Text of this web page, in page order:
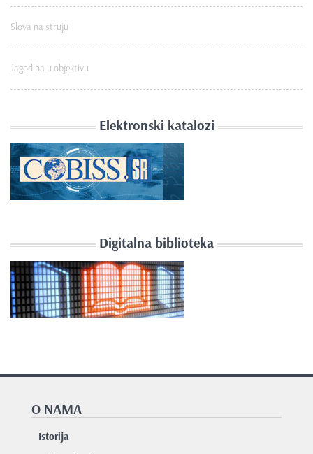
Slova na struju
Jagodina u objektivu
Elektronski katalozi
Digitalna biblioteka
O NAMA
Istorija